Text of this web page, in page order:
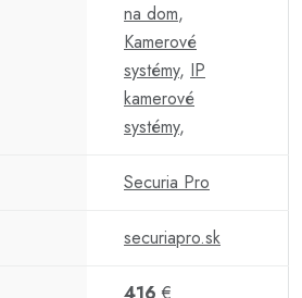
na dom,
Kamerové
systémy, IP
kamerové
systémy,
Securia Pro
securiapro.sk